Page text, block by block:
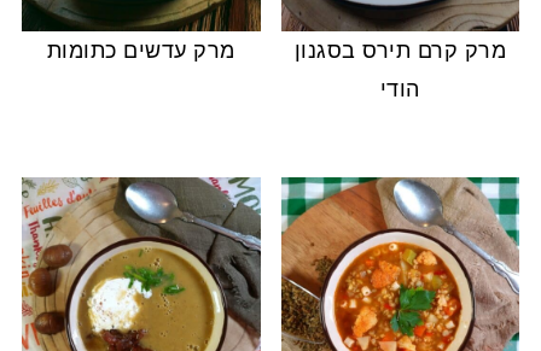
מרק קרם תירס בסגנון
הודי
מרק עדשים כתומות